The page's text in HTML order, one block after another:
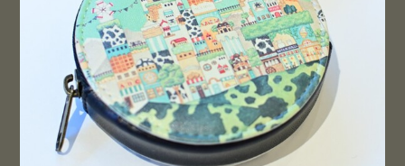
空想街雑貨店《吉祥寺本店》４月２
５日OPEN!
2022.03.29